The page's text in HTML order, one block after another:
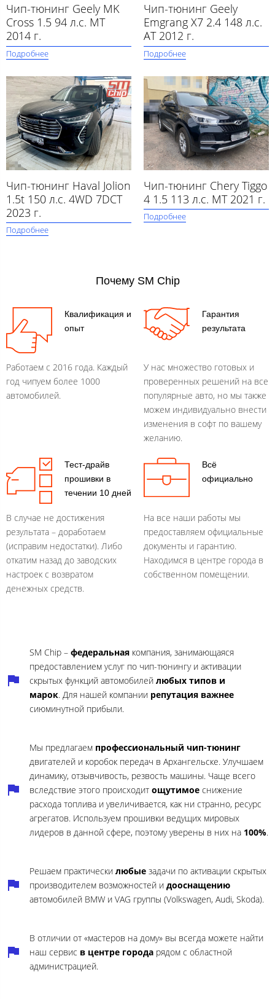
Чип-тюнинг Geely MK
Cross 1.5 94 л.с. MT
2014 г.
Подробнее
Чип-тюнинг Geely
Emgrang X7 2.4 148 л.с.
AT 2012 г.
Подробнее
Чип-тюнинг Haval Jolion
1.5t 150 л.с. 4WD 7DCT
2023 г.
Подробнее
Чип-тюнинг Chery Tiggo
4 1.5 113 л.с. MT 2021 г.
Подробнее
Почему SM Chip
Квалификация и
опыт
Работаем с 2016 года. Каждый
год чипуем более 1000
автомобилей.
Гарантия
результата
У нас множество готовых и
проверенных решений на все
популярные авто, но мы также
можем индивидуально внести
изменения в софт по вашему
желанию.
Тест-драйв
прошивки в
течении 10 дней
В случае не достижения
результата – доработаем
(исправим недостатки). Либо
откатим назад до заводских
настроек с возвратом
денежных средств.
Всё
официально
На все наши работы мы
предоставляем официальные
документы и гарантию.
Находимся в центре города в
собственном помещении.
SM Chip – федеральная компания, занимающаяся
предоставлением услуг по чип-тюнингу и активации
скрытых функций автомобилей любых типов и
марок. Для нашей компании репутация важнее
сиюминутной прибыли.
Мы предлагаем профессиональный чип-тюнинг
двигателей и коробок передач в Архангельске. Улучшаем
динамику, отзывчивость, резвость машины. Чаще всего
вследствие этого происходит ощутимое снижение
расхода топлива и увеличивается, как ни странно, ресурс
агрегатов. Используем прошивки ведущих мировых
лидеров в данной сфере, поэтому уверены в них на 100%.
Решаем практически любые задачи по активации скрытых
производителем возможностей и дооснащению
автомобилей BMW и VAG группы (Volkswagen, Audi, Skoda).
В отличии от «мастеров на дому» вы всегда можете найти
наш сервис в центре города рядом с областной
администрацией.